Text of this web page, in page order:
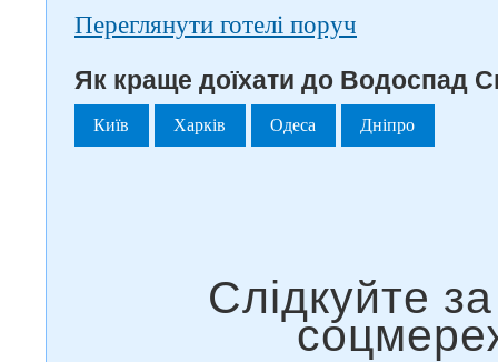
Переглянути готелі поруч
Як краще доїхати до Водоспад
Київ Харків Одеса Дніпро